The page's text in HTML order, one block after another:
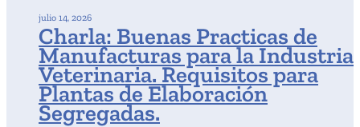
Charla: Buenas Practicas de
Manufacturas para la Industria
Veterinaria. Requisitos para
Plantas de Elaboración
Segregadas.
julio 14, 2026